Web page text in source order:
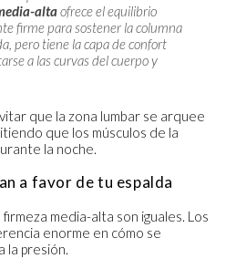
altaofrece el equilibrio
firme para sostener la columna
pero tiene la capa de confort
a las curvas del cuerpo y
que la zona lumbar se arquee
que los músculos de la
la noche.
a favor de tu espalda
media-alta son iguales. Los
enorme en cómo se
la presión.